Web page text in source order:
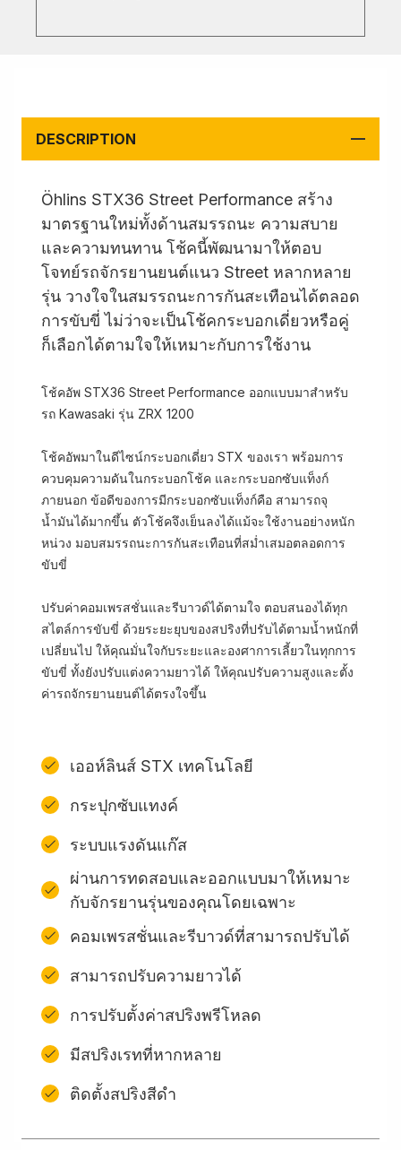
DESCRIPTION
Öhlins STX36 Street Performance สร้าง
มาตรฐานใหม่ทั้งด้านสมรรถนะ ความสบาย
และความทนทาน โช้คนี้พัฒนามาให้ตอบ
โจทย์รถจักรยานยนต์แนว Street หลากหลาย
รุ่น วางใจในสมรรถนะการกันสะเทือนได้ตลอด
การขับขี่ ไม่ว่าจะเป็นโช้คกระบอกเดี่ยวหรือคู่
ก็เลือกได้ตามใจให้เหมาะกับการใช้งาน
โช้คอัพ STX36 Street Performance ออกแบบมาสำหรับ
รถ Kawasaki รุ่น ZRX 1200
โช้คอัพมาในดีไซน์กระบอกเดี่ยว STX ของเรา พร้อมการ
ควบคุมความดันในกระบอกโช้ค และกระบอกซับแท็งก์
ภายนอก ข้อดีของการมีกระบอกซับแท็งก์คือ สามารถจุ
น้ำมันได้มากขึ้น ตัวโช้คจึงเย็นลงได้แม้จะใช้งานอย่างหนัก
หน่วง มอบสมรรถนะการกันสะเทือนที่สม่ำเสมอตลอดการ
ขับขี่
ปรับค่าคอมเพรสชั่นและรีบาวด์ได้ตามใจ ตอบสนองได้ทุก
สไตล์การขับขี่ ด้วยระยะยุบของสปริงที่ปรับได้ตามน้ำหนักที่
เปลี่ยนไป ให้คุณมั่นใจกับระยะและองศาการเลี้ยวในทุกการ
ขับขี่ ทั้งยังปรับแต่งความยาวได้ ให้คุณปรับความสูงและตั้ง
ค่ารถจักรยานยนต์ได้ตรงใจขึ้น
เออห์ลินส์ STX เทคโนโลยี
กระปุกซับแทงค์
ระบบแรงดันแก๊ส
ผ่านการทดสอบและออกแบบมาให้เหมาะ
กับจักรยานรุ่นของคุณโดยเฉพาะ
คอมเพรสชั่นและรีบาวด์ที่สามารถปรับได้
สามารถปรับความยาวได้
การปรับตั้งค่าสปริงพรีโหลด
มีสปริงเรทที่หากหลาย
ติดตั้งสปริงสีดํา